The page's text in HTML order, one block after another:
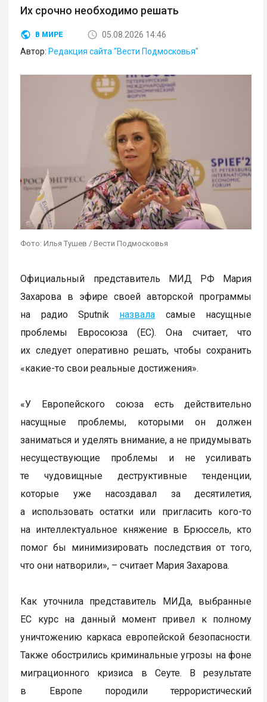
Их срочно необходимо решать
В МИРЕ
05.08.2026 14:46
Автор: Редакция сайта "Вести Подмосковья"
Фото: Илья Тушев / Вести Подмосковья
Официальный представитель МИД РФ Мария
Захарова в эфире своей авторской программы
на радио Sputnik назвала самые насущные
проблемы Евросоюза (ЕС). Она считает, что
их следует оперативно решать, чтобы сохранить
«какие-то свои реальные достижения».
«У Европейского союза есть действительно
насущные проблемы, которыми он должен
заниматься и уделять внимание, а не придумывать
несуществующие проблемы и не усиливать
те чудовищные деструктивные тенденции,
которые уже насоздавал за десятилетия,
а использовать остатки или пригласить кого-то
на интеллектуальное княжение в Брюссель, кто
помог бы минимизировать последствия от того,
что они натворили», – считает Мария Захарова.
Как уточнила представитель МИДа, выбранные
ЕС курс на данный момент привел к полному
уничтожению каркаса европейской безопасности.
Также обострились криминальные угрозы на фоне
миграционного кризиса в Сеуте. В результате
в Европе породили террористический